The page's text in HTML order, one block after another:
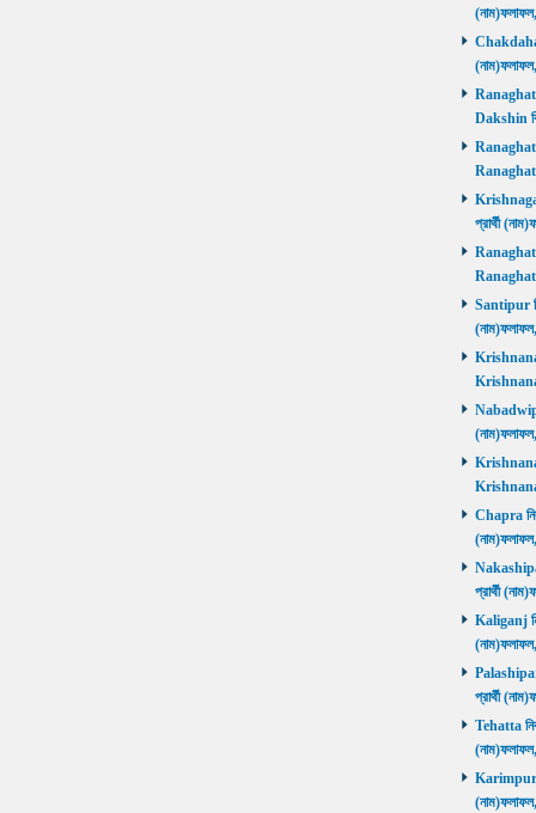
Chakdaha
Ranaghat
Dakshin
Ranaghat
Ranaghat
প্রার্থী
Ranaghat
Ranaghat
Santipur
Nabadwip
Chapra
প্রার্থী
Kaliganj
প্রার্থী
Tehatta
Karimpur